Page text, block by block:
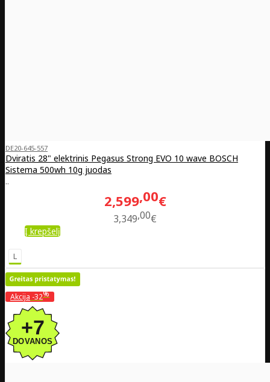
DE20-645-557
Dviratis 28" elektrinis Pegasus Strong EVO 10 wave BOSCH
Sistema 500wh 10g juodas
..
2,599 00€
3,349 00€
Į krepšelį
L
Akcija -32%